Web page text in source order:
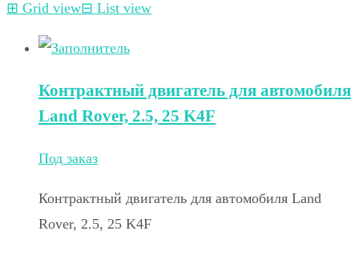
⊞ Grid view⊟ List view
Контрактный двигатель для автомобиля
Land Rover, 2.5, 25 K4F
Под заказ
Контрактный двигатель для автомобиля Land
Rover, 2.5, 25 K4F